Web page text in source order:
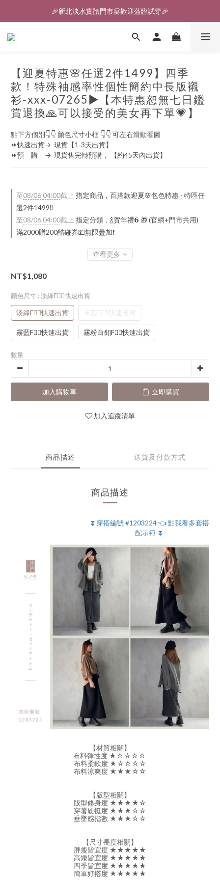
🎉新北淡水實體門市🤗歡迎蒞臨試穿🎉
🎉新北淡水實體門市🤗歡迎蒞臨試穿🎉
登入會員、即享限定優惠回饋✨
【迎夏特惠🌸任選2件1499】四季
款！特殊袖感率性個性簡約中長版襯
衫-xxx-07265▶【本特惠恕無七日鑑
賞退換🙏可以接受的美女再下單💗】
點下方個別👇👇 顏色尺寸小框 👇👇 可左右滑動看圖
⏩快速出貨→  現貨【1-3天出貨】
⏩預　購　→  現貨售完轉預購， 【約45天內出貨】
至08/06 04:00截止 指定商品，百搭款迎夏🌸包色特惠 - 特區任
選2件1499‼️
至08/06 04:00截止 指定分類，🍾賀年禮️𝟲 🎁 (官網+門市共用)
滿2000贈200酷碰券💵無限疊加❗
查看更多
NT$1,080
顏色尺寸 : 淡綠F👈🏻快速出貨
淡綠F👈🏻快速出貨 卡其F👈🏻快速出貨
霧藍F👈🏻快速出貨 霧粉白釦F👈🏻快速出貨
數量
加入購物車 立即購買
加入追蹤清單
商品描述 送貨及付款方式
商品描述
⏬穿搭編號 #1203224 👈 點我看多套搭
配示範 ⏬
【材質相關】
布料彈性度 ★☆☆☆☆
布料柔軟度 ★☆☆☆☆
布料涼爽度 ★★★☆☆
【版型相關】
版型修身度 ★★★★☆
穿著硬挺度 ★★★☆☆
垂墜感指數 ★★★☆☆
【尺寸長度相關】
胖瘦皆宜度 ★★★★★
高矮皆宜度 ★★★★★
四季皆宜度 ★★★★★
簡單好搭度 ★★★★★